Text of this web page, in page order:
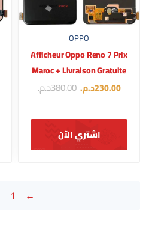
OPPO
Afficheur Oppo Reno 7 Prix
Maroc + Livraison Gratuite
230.00د.م. 380.00د.م.
اشتري الآن
→
1